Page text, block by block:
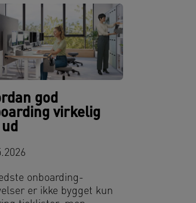
god
virkelig
onboarding-
er ikke bygget kun